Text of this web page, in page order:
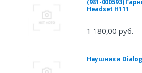
(981-000593)
Headset H111
1 180,00 руб.
Наушники Dialog